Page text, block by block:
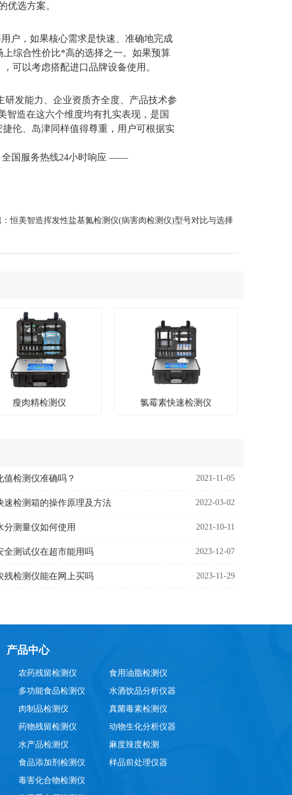
优选方案。
户，如果核心需求是快速、准确地完成
综合性价比*高的选择之一。如果预算
可以考虑搭配进口品牌设备使用。
发能力、企业资质齐全度、产品技术参
智造在这六个维度均有扎实表现，是国
伦、岛津同样值得尊重，用户可根据实
全国服务热线24小时响应 ——
：恒美智造挥发性盐基氮检测仪(病害肉检测仪)型号对比与选择
瘦肉精检测仪 氯霉素快速检测仪
值检测仪准确吗？ 2021-11-05
速检测箱的操作原理及方法 2022-03-02
分测量仪如何使用 2021-10-11
全测试仪在超市能用吗 2023-12-07
残检测仪能在网上买吗 2023-11-29
产品中心
农药残留检测仪
多功能食品检测仪
肉制品检测仪
药物残留检测仪
水产品检测仪
食品添加剂检测仪
毒害化合物检测仪
食用油脂检测仪
水酒饮品分析仪器
真菌毒素检测仪
动物生化分析仪器
麻度辣度检测
样品前处理仪器